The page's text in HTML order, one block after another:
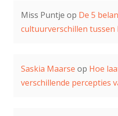
Miss Puntje op De 5
cultuurverschillen tussen
Saskia Maarse op Hoe
verschillende percepties